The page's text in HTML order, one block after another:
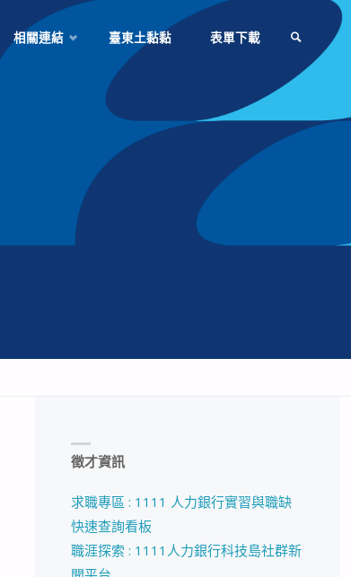
相關連結 臺東土黏黏 表單下載
徵才資訊
求職專區 : 1111 人力銀行實習與職缺
快速查詢看板
職涯探索 : 1111人力銀行科技島社群新